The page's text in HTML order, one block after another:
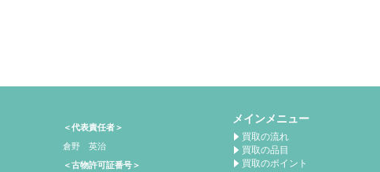
＜代表責任者＞
倉野 英治
＜古物許可証番号＞
メインメニュー
買取の流れ
買取の品目
買取のポイント